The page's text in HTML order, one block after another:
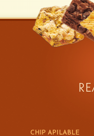
CHIP APILABLE